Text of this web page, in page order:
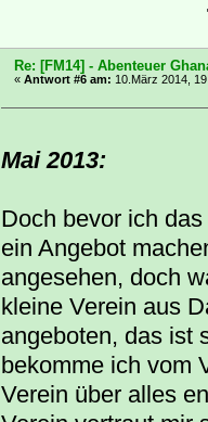
Re: [FM14] - Abenteuer
«Antwort #6 am: 10.März 2014,
Mai 2013:
Doch bevor ich
ein Angebot
angesehen, doch
kleine Verein aus
angeboten, das ist
bekomme ich vom
Verein über alles